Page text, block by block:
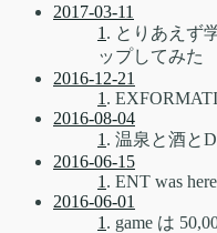
2017-03-11
1 . とりあえず
ップしてみた
2016-12-21
1 .
2016-08-04
1 . 温泉と酒と
2016-06-15
1 . ENT was
2016-06-01
1 . game は